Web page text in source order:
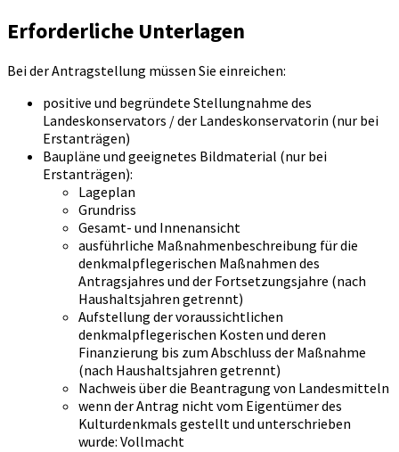
Erforderliche Unterlagen
Bei der Antragstellung müssen Sie einreichen:
positive und begründete Stellungnahme des
Landeskonservators / der Landeskonservatorin (nur bei
Erstanträgen)
Baupläne und geeignetes Bildmaterial (nur bei
Erstanträgen):
Lageplan
Grundriss
Gesamt- und Innenansicht
ausführliche Maßnahmenbeschreibung für die
denkmalpflegerischen Maßnahmen des
Antragsjahres und der Fortsetzungsjahre (nach
Haushaltsjahren getrennt)
Aufstellung der voraussichtlichen
denkmalpflegerischen Kosten und deren
Finanzierung bis zum Abschluss der Maßnahme
(nach Haushaltsjahren getrennt)
Nachweis über die Beantragung von Landesmitteln
wenn der Antrag nicht vom Eigentümer des
Kulturdenkmals gestellt und unterschrieben
wurde: Vollmacht